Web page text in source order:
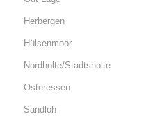
Herbergen
Hülsenmoor
Nordholte/Stadtsholte
Osteressen
Sandloh